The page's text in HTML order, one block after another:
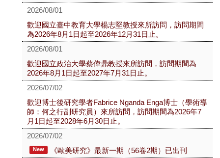
2026/08/01
歡迎國立臺中教育大學楊志堅教授來所訪問，訪問期間
為2026年8月1日起至2026年12月31日止。
2026/08/01
歡迎國立政治大學蔡偉鼎教授來所訪問，訪問期間為
2026年8月1日起至2027年7月31日止。
2026/07/02
歡迎博士後研究學者Fabrice Nganda Enga博士（學術導
師：何之行副研究員）來所訪問，訪問期間為2026年7
月1日起至2028年6月30日止。
2026/07/02
New
《歐美研究》最新一期（56卷2期）已出刊